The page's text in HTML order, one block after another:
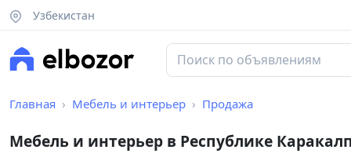
Узбекистан
Главная Мебель и интерьер Продажа
Мебель и интерьер в Республике